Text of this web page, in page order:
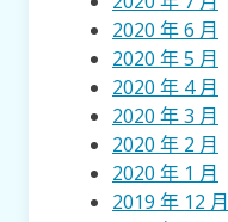
2020 年 6 月
2020 年 5 月
2020 年 4 月
2020 年 3 月
2020 年 2 月
2020 年 1 月
2019 年 12 月